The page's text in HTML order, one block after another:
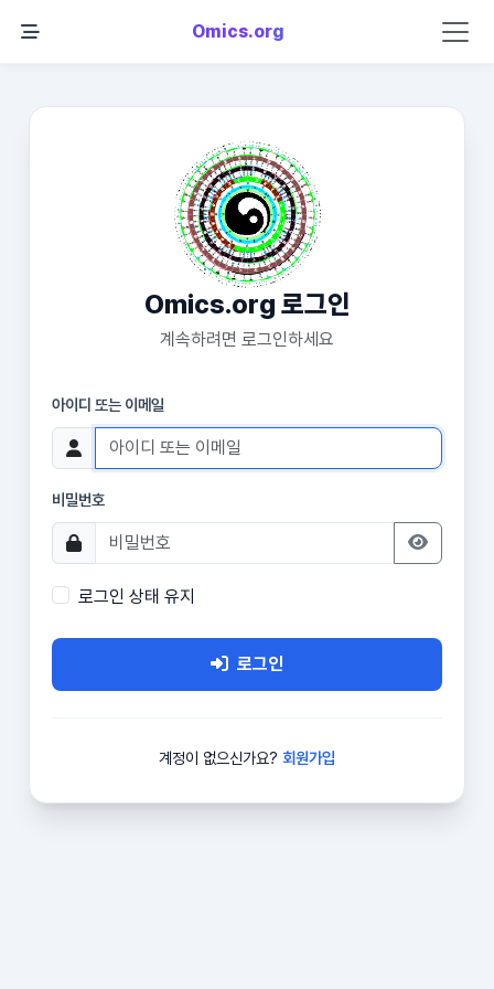
Omics.org
Omics.org 로그인
계속하려면 로그인하세요
아이디 또는 이메일
비밀번호
로그인 상태 유지
로그인
계정이 없으신가요? 회원가입